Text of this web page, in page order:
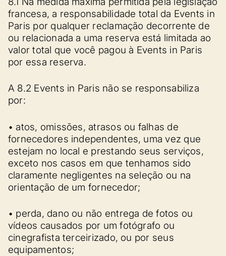
francesa, a responsabilidade total da Events in
Paris por qualquer reclamação decorrente de
ou relacionada a uma reserva está limitada ao
valor total que você pagou à Events in Paris
por essa reserva.
A 8.2 Events in Paris não se responsabiliza
por:
• atos, omissões, atrasos ou falhas de
fornecedores independentes, uma vez que
estejam no local e prestando seus serviços,
exceto nos casos em que tenhamos sido
claramente negligentes na seleção ou na
orientação de um fornecedor;
• perda, dano ou não entrega de fotos ou
vídeos causados por um fotógrafo ou
cinegrafista terceirizado, ou por seus
equipamentos;